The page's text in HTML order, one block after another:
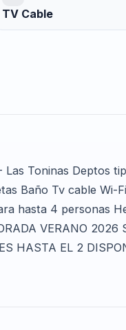
TV Cable
Toninas Deptos
Baño Tv cable Wi-
hasta 4 personas
VERANO 2026
HASTA EL 2